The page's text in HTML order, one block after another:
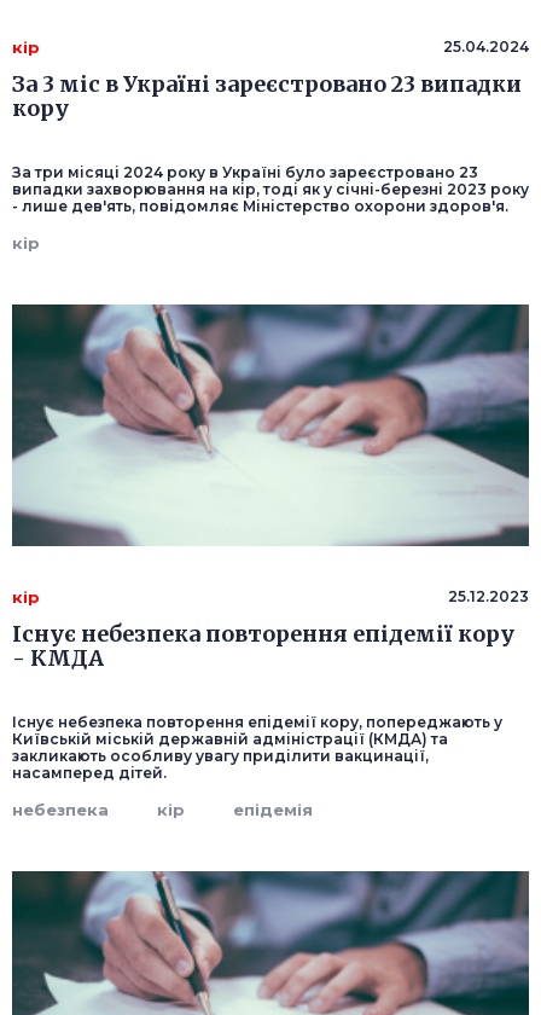
кір 25.04.2024
За 3 міс в Україні зареєстровано 23 випадки
кору
За три місяці 2024 року в Україні було зареєстровано 23
випадки захворювання на кір, тоді як у січні-березні 2023 року
- лише дев'ять, повідомляє Міністерство охорони здоров'я.
кір
кір 25.12.2023
Існує небезпека повторення епідемії кору
- КМДА
Існує небезпека повторення епідемії кору, попереджають у
Київській міській державній адміністрації (КМДА) та
закликають особливу увагу приділити вакцинації,
насамперед дітей.
небезпека кір епідемія